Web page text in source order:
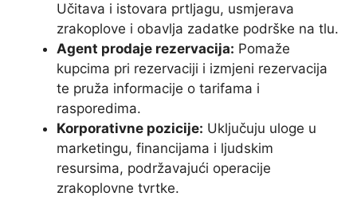
Učitava i istovara prtljagu, usmjerava
zrakoplove i obavlja zadatke podrške na tlu.
Agent prodaje rezervacija: Pomaže
kupcima pri rezervaciji i izmjeni rezervacija
te pruža informacije o tarifama i
rasporedima.
Korporativne pozicije: Uključuju uloge u
marketingu, financijama i ljudskim
resursima, podržavajući operacije
zrakoplovne tvrtke.